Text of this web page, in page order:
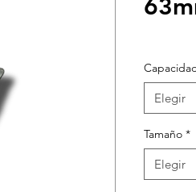
Elegir
Tamaño *
Elegir